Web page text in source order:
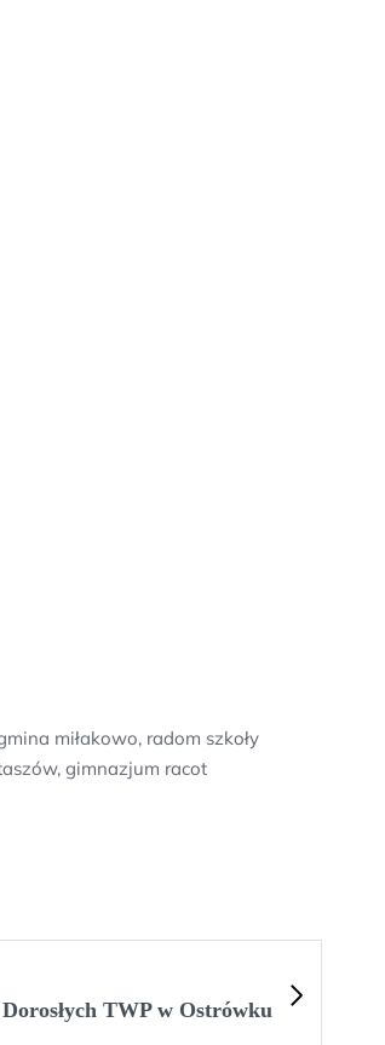
miłakowo, radom szkoły
gimnazjum racot
TWP w Ostrówku